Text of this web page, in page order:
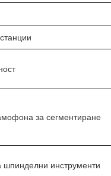
за сегментиране
шпинделни инструменти